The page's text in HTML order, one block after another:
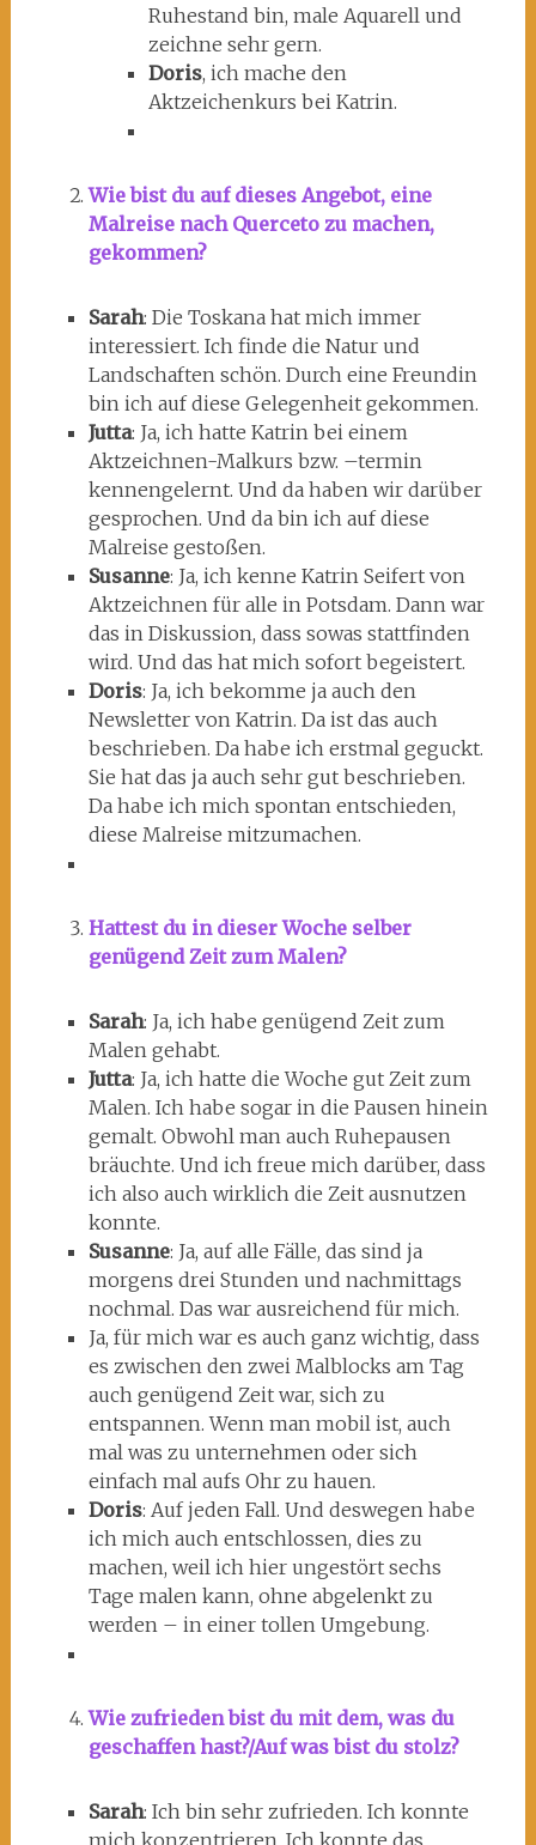
Ruhestand bin, male Aquarell und
zeichne sehr gern.
Doris, ich mache den
Aktzeichenkurs bei Katrin.
Wie bist du auf dieses Angebot, eine
Malreise nach Querceto zu machen,
gekommen?
Sarah: Die Toskana hat mich immer
interessiert. Ich finde die Natur und
Landschaften schön. Durch eine Freundin
bin ich auf diese Gelegenheit gekommen.
Jutta: Ja, ich hatte Katrin bei einem
Aktzeichnen-Malkurs bzw. –termin
kennengelernt. Und da haben wir darüber
gesprochen. Und da bin ich auf diese
Malreise gestoßen.
Susanne: Ja, ich kenne Katrin Seifert von
Aktzeichnen für alle in Potsdam. Dann war
das in Diskussion, dass sowas stattfinden
wird. Und das hat mich sofort begeistert.
Doris: Ja, ich bekomme ja auch den
Newsletter von Katrin. Da ist das auch
beschrieben. Da habe ich erstmal geguckt.
Sie hat das ja auch sehr gut beschrieben.
Da habe ich mich spontan entschieden,
diese Malreise mitzumachen.
Hattest du in dieser Woche selber
genügend Zeit zum Malen?
Sarah: Ja, ich habe genügend Zeit zum
Malen gehabt.
Jutta: Ja, ich hatte die Woche gut Zeit zum
Malen. Ich habe sogar in die Pausen hinein
gemalt. Obwohl man auch Ruhepausen
bräuchte. Und ich freue mich darüber, dass
ich also auch wirklich die Zeit ausnutzen
konnte.
Susanne: Ja, auf alle Fälle, das sind ja
morgens drei Stunden und nachmittags
nochmal. Das war ausreichend für mich.
Ja, für mich war es auch ganz wichtig, dass
es zwischen den zwei Malblocks am Tag
auch genügend Zeit war, sich zu
entspannen. Wenn man mobil ist, auch
mal was zu unternehmen oder sich
einfach mal aufs Ohr zu hauen.
Doris: Auf jeden Fall. Und deswegen habe
ich mich auch entschlossen, dies zu
machen, weil ich hier ungestört sechs
Tage malen kann, ohne abgelenkt zu
werden – in einer tollen Umgebung.
Wie zufrieden bist du mit dem, was du
geschaffen hast?/Auf was bist du stolz?
Sarah: Ich bin sehr zufrieden. Ich konnte
mich konzentrieren. Ich konnte das